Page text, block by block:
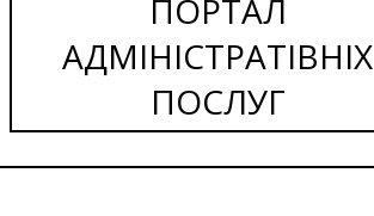
ПОРТАЛ
АДМІНІСТРАТІВНІХ
ПОСЛУГ